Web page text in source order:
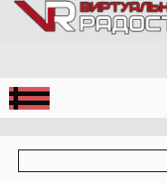
Jump to Navigation